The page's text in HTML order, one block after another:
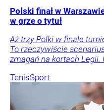
Polski finał w
w grze o tytuł
Aż trzy Polki w finale
To rzeczywiście
zmagań na kortach Legii.
TenisSport